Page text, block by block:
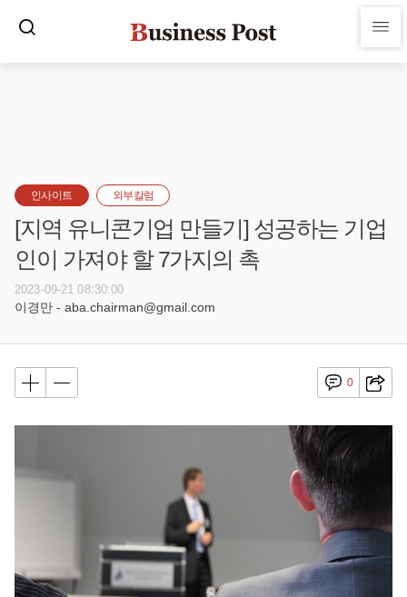
인사이트 외부칼럼
[지역 유니콘기업 만들기] 성공하는 기업
인이 가져야 할 7가지의 촉
2023-09-21 08:30:00
이경만 - aba.chairman@gmail.com
0